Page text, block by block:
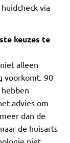
via
keuzes te
alleen
voorkomt. 90
advies om
dan de
de huisarts
niet